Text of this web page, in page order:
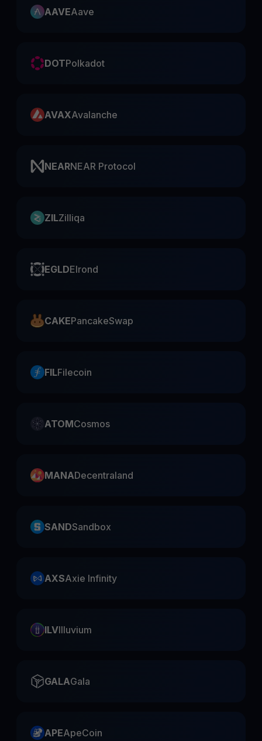
AAVEAave
DOTPolkadot
AVAXAvalanche
NEARNEAR Protocol
ZILZilliqa
EGLDElrond
CAKEPancakeSwap
FILFilecoin
ATOMCosmos
MANADecentraland
SANDSandbox
AXSAxie Infinity
ILVIlluvium
GALAGala
APEApeCoin